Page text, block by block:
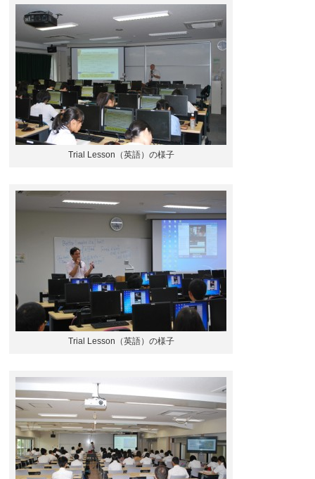
Trial Lesson（英語）の様子
Trial Lesson（英語）の様子